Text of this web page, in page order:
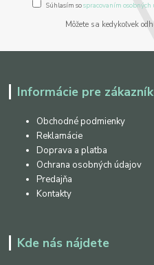
Súhlasím sospracovaním osobných
Môžete sa kedykoľvek
Informácie pre
Obchodné podmienky
Reklamácie
Doprava a platba
Ochrana osobných údajov
Predajňa
Kontakty
Kde nás nájdete